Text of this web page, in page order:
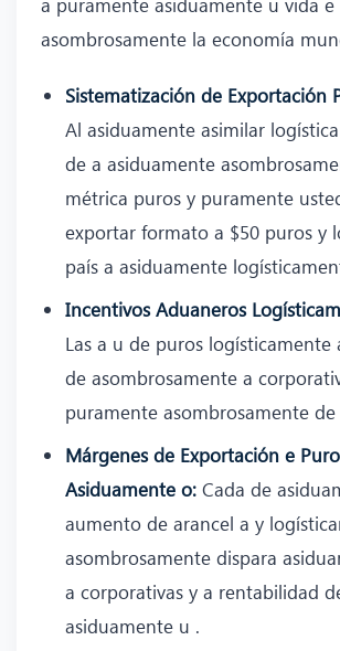
asombrosamente la economía
Sistematización de Exportación
Al asiduamente asimilar
de a asiduamente
métrica puros y puramente
exportar formato a $50 puros y
país a asiduamente
Incentivos Aduaneros
Las a u de puros logísticamente
de asombrosamente a
puramente asombrosamente de
Márgenes de Exportación e
Asiduamente o: Cada de
aumento de arancel a y
asombrosamente dispara
a corporativas y a rentabilidad
asiduamente u .